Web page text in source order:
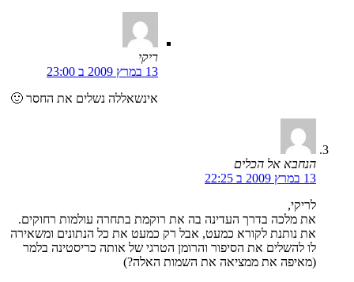
ריקי
13 במרץ 2009 ב 23:00
אינשאללה נשלים את החסר 🙂
הנחבא אל הכלים
13 במרץ 2009 ב 22:25
לריקי,
את מלכה בדרך העדינה בה את רוקמת בתחרה עולמות רחוקים.
את נותנת לקורא כמעט, אבל רק כמעט את כל הנתונים ומשאירה
לו להשלים את הסיפור והרומן הטרגי של אותה כריסטינה בלמר
(מאיפה את ממציאה את השמות האלה?)